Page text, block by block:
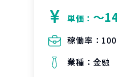
単価： 〜
稼働率：
業種： 金融